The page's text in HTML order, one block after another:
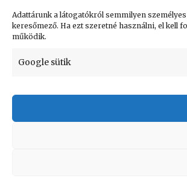
Adattárunk a látogatókról semmilyen
keresőmező. Ha ezt szeretné használni, el kell
működik.
Google sütik